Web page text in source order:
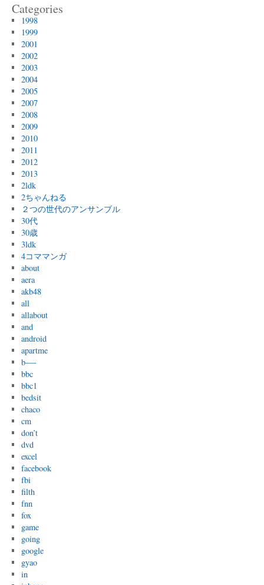
Categories
1998
1999
2001
2002
2003
2004
2005
2007
2008
2009
2010
2011
2012
2013
2ldk
2ちゃんねる
２つの世代のアンサンブル
30代
30歳
3ldk
4コママンガ
about
aera
akb48
all
allabout
and
android
apartme
b—-
bbc
bbc1
bedsit
chaco
cm
don’t
dvd
excel
facebook
fbi
filth
fnn
fox
game
going
google
gyao
in